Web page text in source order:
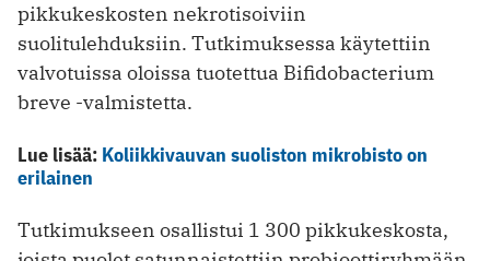
pikkukeskosten nekrotisoiviin
suolitulehduksiin. Tutkimuksessa käytettiin
valvotuissa oloissa tuotettua Bifidobacterium
breve -valmistetta.
Lue lisää: Koliikkivauvan suoliston mikrobisto on
erilainen
Tutkimukseen osallistui 1 300 pikkukeskosta,